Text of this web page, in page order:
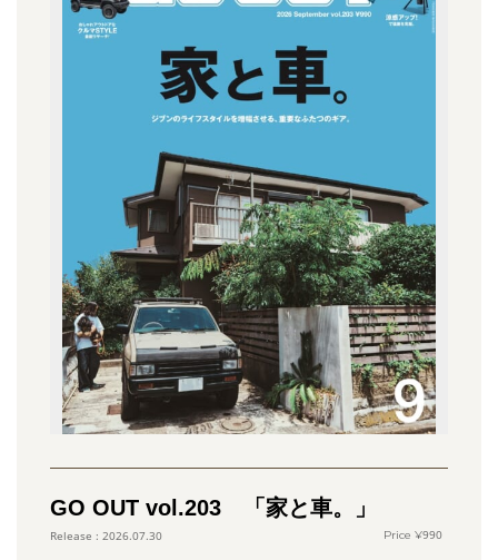
GO OUT vol.203 「家と車。」
2026.07.30 990